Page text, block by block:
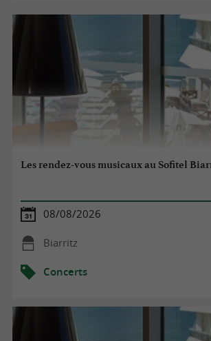
Les rendez-vous musicaux au Sofitel
08/08/2026
Biarritz
Concerts